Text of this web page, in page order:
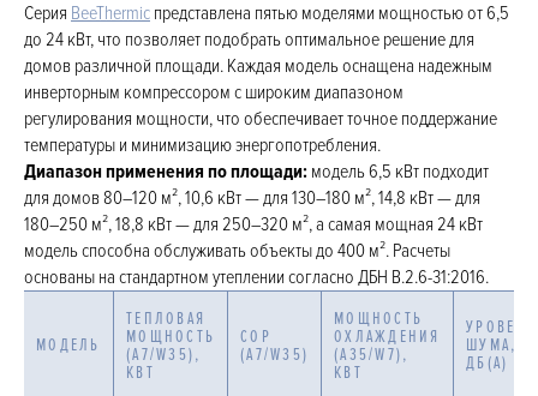
Серия BeeThermic представлена пятью моделями мощностью от 6,5
до 24 кВт, что позволяет подобрать оптимальное решение для
домов различной площади. Каждая модель оснащена надежным
инверторным компрессором с широким диапазоном
регулирования мощности, что обеспечивает точное поддержание
температуры и минимизацию энергопотребления.
Диапазон применения по площади: модель 6,5 кВт подходит
для домов 80–120 м², 10,6 кВт — для 130–180 м², 14,8 кВт — для
180–250 м², 18,8 кВт — для 250–320 м², а самая мощная 24 кВт
модель способна обслуживать объекты до 400 м². Расчеты
основаны на стандартном утеплении согласно ДБН В.2.6-31:2016.
МОДЕЛЬ
ТЕПЛОВАЯ
МОЩНОСТЬ
(А7/W35),
КВТ
COP
(А7/W35)
МОЩНОСТЬ
ОХЛАЖДЕНИЯ
(A35/W7),
КВТ
УРОВЕНЬ
ШУМА,
ДБ(А)